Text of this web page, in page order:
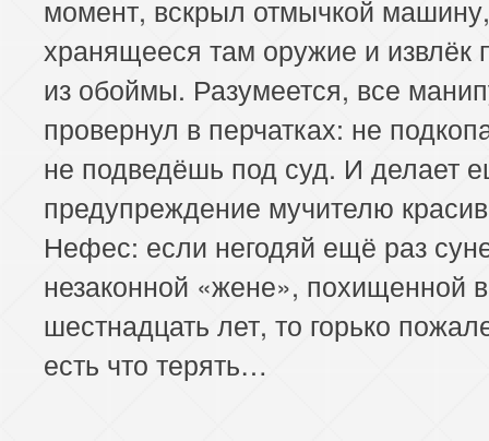
момент, вскрыл отмычкой
хранящееся там оружие и извлёк
из обоймы. Разумеется, все
провернул в перчатках: не
не подведёшь под суд. И делает
предупреждение мучителю
Нефес: если негодяй ещё раз
незаконной «жене», похищенной в
шестнадцать лет, то горько
есть что терять…